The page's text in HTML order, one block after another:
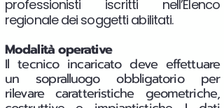
professionisti iscritti nell’Elenco
regionale dei soggetti abilitati.
Modalità operative
Il tecnico incaricato deve effettuare
un sopralluogo obbligatorio per
rilevare caratteristiche geometriche,